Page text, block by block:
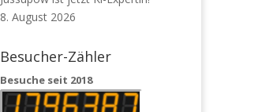
8. August 2026
Besucher-Zähler
Besuche seit 2018